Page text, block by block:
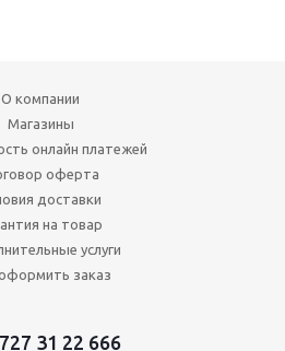
О компании
Магазины
онлайн платежей
оферта
доставки
на товар
услуги
заказ
31 22 666